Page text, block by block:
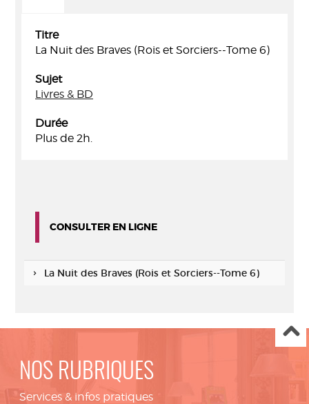
Titre
La Nuit des Braves (Rois et Sorciers--Tome 6)
Sujet
Livres & BD
Durée
Plus de 2h.
CONSULTER EN LIGNE
La Nuit des Braves (Rois et Sorciers--Tome 6)
NOS RUBRIQUES
Services & infos pratiques